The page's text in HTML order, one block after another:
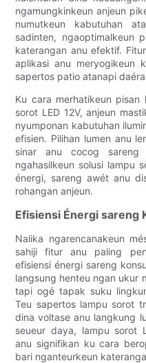
ngamungkinkeun anjeun
numutkeun kabutuhan
sadinten, ngaoptimalkeun
katerangan anu efektif.
aplikasi anu meryogikeun
sapertos patio atanapi
Ku cara merhatikeun pisan
sorot LED 12V, anjeun
nyumponan kabutuhan
efisien. Pilihan lumen anu
sinar anu cocog sareng
ngahasilkeun solusi lampu
énergi, sareng awét anu
rohangan anjeun.
Efisiensi Énergi sareng
Nalika ngarencanakeun
sahiji fitur anu paling
efisiensi énergi sareng
langsung henteu ngan ukur
tapi ogé tapak suku
Teu sapertos lampu sorot
dina voltase anu langkung
seueur daya, lampu sorot
anu signifikan ku cara
bari nganteurkeun